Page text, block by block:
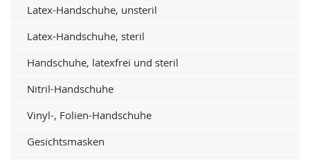
Latex-Handschuhe, unsteril
Latex-Handschuhe, steril
Handschuhe, latexfrei und steril
Nitril-Handschuhe
Vinyl-, Folien-Handschuhe
Gesichtsmasken